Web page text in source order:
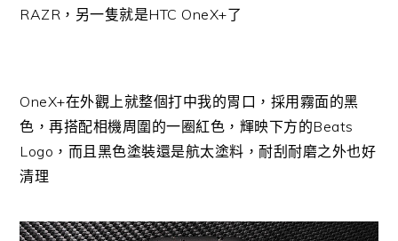
RAZR，另一隻就是HTC OneX+了
OneX+在外觀上就整個打中我的胃口，採用霧面的黑
色，再搭配相機周圍的一圈紅色，輝映下方的Beats
Logo，而且黑色塗裝還是航太塗料，耐刮耐磨之外也好
清理